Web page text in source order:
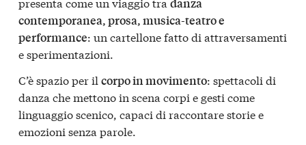
danza
contemporanea, prosa, musica-teatro e
performance: un cartellone fatto di attraversamenti
e sperimentazioni.
C’è spazio per il corpo in movimento: spettacoli di
danza che mettono in scena corpi e gesti come
linguaggio scenico, capaci di raccontare storie e
emozioni senza parole.